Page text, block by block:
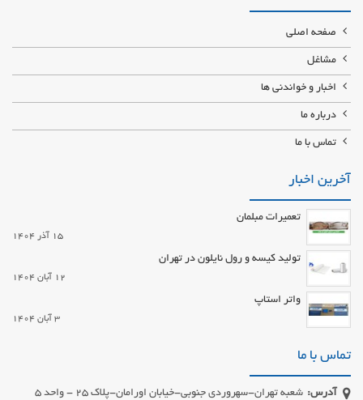
صفحه اصلی
مشاغل
اخبار و خواندنی ها
درباره ما
تماس با ما
آخرین اخبار
تعمیرات مبلمان
15 آذر 1404
تولید کیسه و رول نایلون در تهران
12 آبان 1404
واتر استاپ
3 آبان 1404
تماس با ما
آدرس:
شعبه تهران-سهروردی جنوبی-خیابان اورامان-پلاک 25 - واحد 5